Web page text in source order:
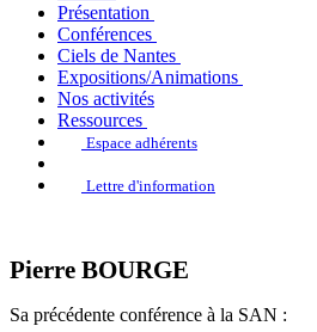
Présentation
Conférences
Ciels de Nantes
Expositions/Animations
Nos activités
Ressources
Espace adhérents
Lettre d'information
Pierre BOURGE
Sa précédente conférence à la SAN :